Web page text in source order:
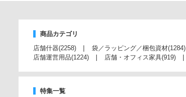
商品カテゴリ
店舗什器(2258) 袋／ラッピング／梱包資材(1284)
店舗運営用品(1224) 店舗・オフィス家具(919)
特集一覧